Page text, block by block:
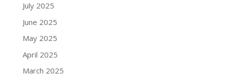
July 2025
June 2025
May 2025
April 2025
March 2025